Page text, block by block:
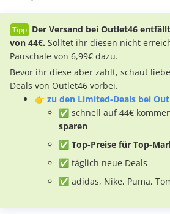
Der Versand bei Outlet46
von 44€. Solltet ihr diesen nicht
Pauschale von 6,99€ dazu.
Bevor ihr diese aber zahlt, schaut
Deals von Outlet46 vorbei.
👉 zu den Limited-Deals bei
✅ schnell auf 44€
sparen
✅ Top-Preise für Top-
✅ täglich neue Deals
✅ adidas, Nike, Puma,